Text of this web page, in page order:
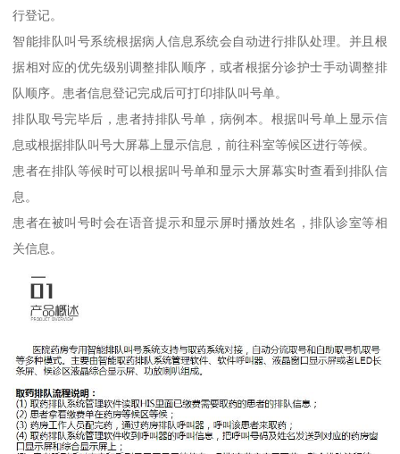
行登记。
智能排队叫号系统根据病人信息系统会自动进行排队处理。并且根
据相对应的优先级别调整排队顺序，或者根据分诊护士手动调整排
队顺序。患者信息登记完成后可打印排队叫号单。
排队取号完毕后，患者持排队号单，病例本。根据叫号单上显示信
息或根据排队叫号大屏幕上显示信息，前往科室等候区进行等候。
患者在排队等候时可以根据叫号单和显示大屏幕实时查看到排队信
息。
患者在被叫号时会在语音提示和显示屏时播放姓名，排队诊室等相
关信息。